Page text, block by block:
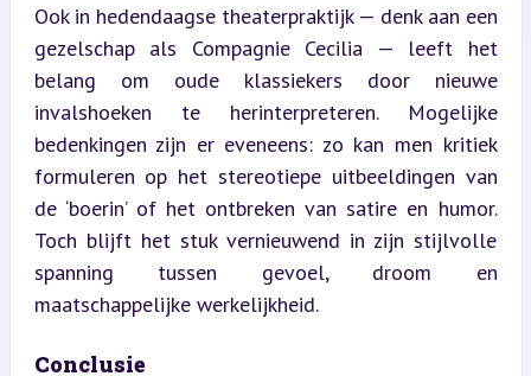
Ook in hedendaagse theaterpraktijk — denk aan een
gezelschap als Compagnie Cecilia — leeft het
belang om oude klassiekers door nieuwe
invalshoeken te herinterpreteren. Mogelijke
bedenkingen zijn er eveneens: zo kan men kritiek
formuleren op het stereotiepe uitbeeldingen van
de ‘boerin’ of het ontbreken van satire en humor.
Toch blijft het stuk vernieuwend in zijn stijlvolle
spanning tussen gevoel, droom en
maatschappelijke werkelijkheid.
Conclusie